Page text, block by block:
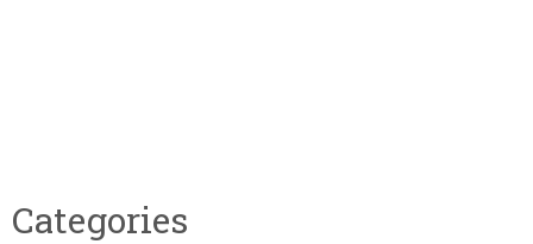
Categories